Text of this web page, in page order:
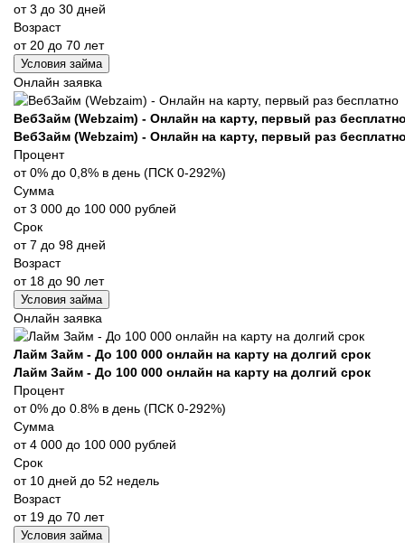
от 3 до 30 дней
Возраст
от 20 до 70 лет
Условия займа
Онлайн заявка
ВебЗайм (Webzaim) - Онлайн на карту, первый раз
ВебЗайм (Webzaim) - Онлайн на карту, первый раз
Процент
от 0% до 0,8% в день (ПСК 0-292%)
Сумма
от 3 000 до 100 000 рублей
Срок
от 7 до 98 дней
Возраст
от 18 до 90 лет
Условия займа
Онлайн заявка
Лайм Займ - До 100 000 онлайн на карту на долгий срок
Лайм Займ - До 100 000 онлайн на карту на долгий срок
Процент
от 0% до 0.8% в день (ПСК 0-292%)
Сумма
от 4 000 до 100 000 рублей
Срок
от 10 дней до 52 недель
Возраст
от 19 до 70 лет
Условия займа